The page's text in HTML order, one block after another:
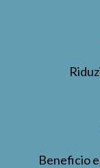
Beneficio